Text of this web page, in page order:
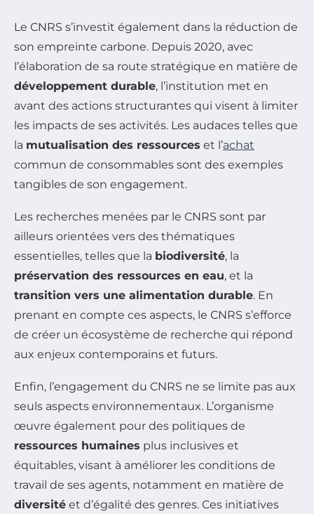
Le CNRS s’investit également dans la réduction de
son empreinte carbone. Depuis 2020, avec
l’élaboration de sa route stratégique en matière de
développement durable, l’institution met en
avant des actions structurantes qui visent à limiter
les impacts de ses activités. Les audaces telles que
la mutualisation des ressources et l’achat
commun de consommables sont des exemples
tangibles de son engagement.
Les recherches menées par le CNRS sont par
ailleurs orientées vers des thématiques
essentielles, telles que la biodiversité, la
préservation des ressources en eau, et la
transition vers une alimentation durable. En
prenant en compte ces aspects, le CNRS s’efforce
de créer un écosystème de recherche qui répond
aux enjeux contemporains et futurs.
Enfin, l’engagement du CNRS ne se limite pas aux
seuls aspects environnementaux. L’organisme
œuvre également pour des politiques de
ressources humaines plus inclusives et
équitables, visant à améliorer les conditions de
travail de ses agents, notamment en matière de
diversité et d’égalité des genres. Ces initiatives